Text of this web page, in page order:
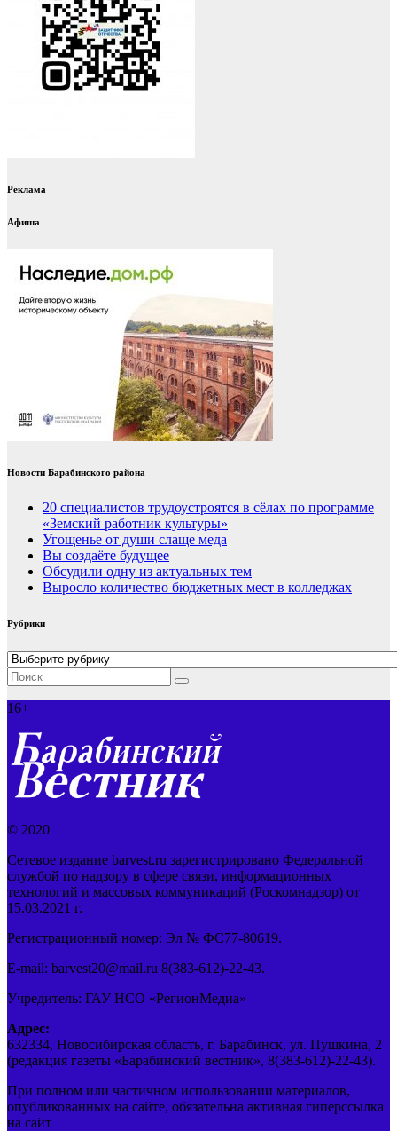
Реклама
Афиша
Новости Барабинского района
20 специалистов трудоустроятся в сёлах по программе
«Земский работник культуры»
Угощенье от души слаще меда
Вы создаёте будущее
Обсудили одну из актуальных тем
Выросло количество бюджетных мест в колледжах
Рубрики
Рубрики
16+
© 2020
Сетевое издание barvest.ru зарегистрировано Федеральной
службой по надзору в сфере связи, информационных
технологий и массовых коммуникаций (Роскомнадзор) от
15.03.2021 г.
Регистрационный номер: Эл № ФС77-80619.
E-mail: barvest20@mail.ru 8(383-612)-22-43.
Учредитель: ГАУ НСО «РегионМедиа»
Адрес:
632334, Новосибирская область, г. Барабинск, ул. Пушкина, 2
(редакция газеты «Барабинский вестник», 8(383-612)-22-43).
При полном или частичном использовании материалов,
опубликованных на сайте, обязательна активная гиперссылка
на сайт